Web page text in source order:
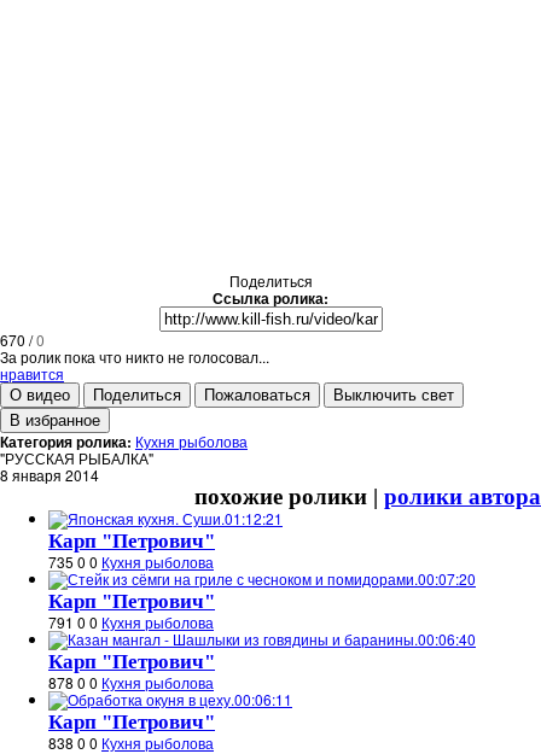
Поделиться
Ссылка ролика:
670 /0
За ролик пока что никто не голосовал...
нравится
О видео Поделиться Пожаловаться
Выключить свет
В избранное
Категория ролика: Кухня рыболова
"РУССКАЯ РЫБАЛКА"
8 января 2014
похожие ролики | ролики автора
01:12:21
Карп "Петрович"
735 0 0 Кухня рыболова
00:07:20
Карп "Петрович"
791 0 0 Кухня рыболова
00:06:40
Карп "Петрович"
878 0 0 Кухня рыболова
00:06:11
Карп "Петрович"
838 0 0 Кухня рыболова